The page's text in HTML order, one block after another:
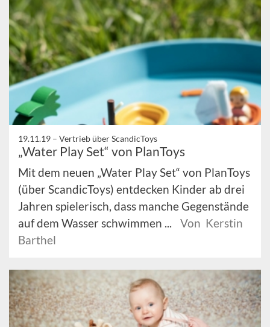
19.11.19 – Vertrieb über ScandicToys
„Water Play Set“ von PlanToys
Mit dem neuen „Water Play Set“ von PlanToys
(über ScandicToys) entdecken Kinder ab drei
Jahren spielerisch, dass manche Gegenstände
auf dem Wasser schwimmen ...
Von Kerstin
Barthel